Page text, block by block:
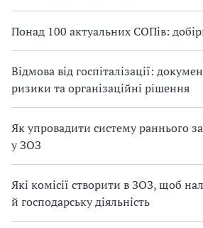
Понад 100 актуальних СОПів:
Відмова від госпіталізації:
ризики та організаційні рішення
Як упровадити систему раннього
у ЗОЗ
Які комісії створити в ЗОЗ, щоб
й господарську діяльність